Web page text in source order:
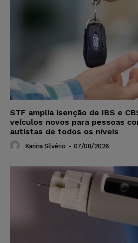
STF amplia isenção de IBS e
veículos novos para pessoas
autistas de todos os níveis
Karina Silvério - 07/08/2026